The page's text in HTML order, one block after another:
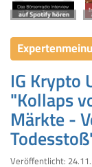
IG Krypto
"Kollaps
Märkte -
Veröffentlicht: